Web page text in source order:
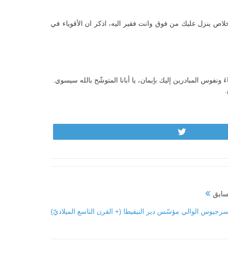
ينزل عليك من فوق وانت فقير اليه، اذكر ان الأقوياء في
المبادرين إليك بإيمان، يا أبانا المتوشّح بالله سيسوي.
الوالي مؤسّس دير النيقيطا (+ القرن التاسع الميلاديّ)